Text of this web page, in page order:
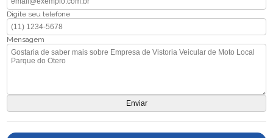
Digite seu telefone
Mensagem